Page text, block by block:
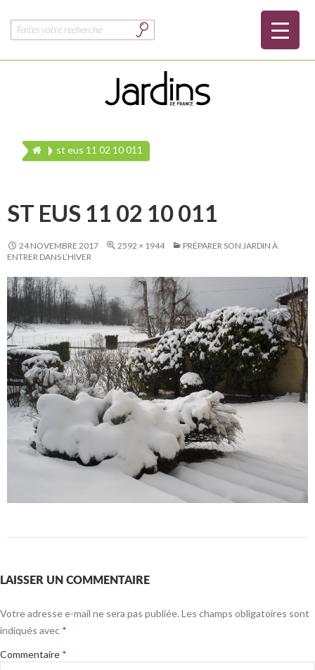
Rechercher :
st eus 11 02 10 011
ST EUS 11 02 10 011
24 NOVEMBRE 2017 2592 × 1944
PRÉPARER SON JARDIN À
ENTRER DANS L’HIVER
LAISSER UN COMMENTAIRE
Votre adresse e-mail ne sera pas publiée. Les champs obligatoires sont
indiqués avec *
Commentaire *